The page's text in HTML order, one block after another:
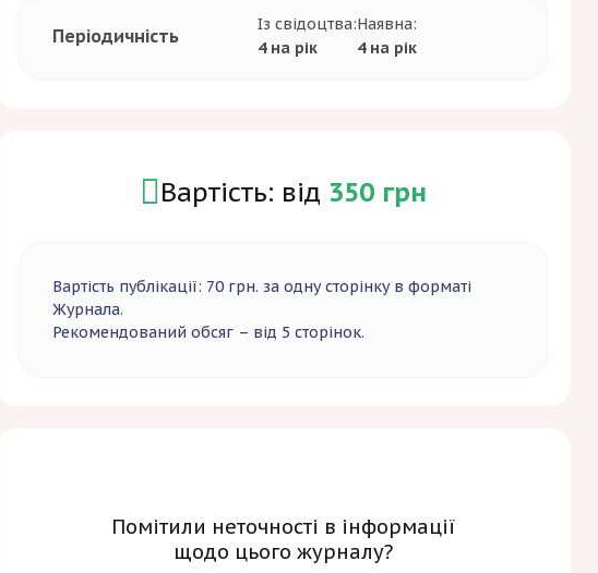
Періодичність
Із свідоцтва:
4 на рік
Наявна:
4 на рік
Вартість: від 350 грн
Вартість публікації: 70 грн. за одну сторінку в форматі
Журнала.
Рекомендований обсяг – від 5 сторінок.
Помітили неточності в інформації
щодо цього журналу?